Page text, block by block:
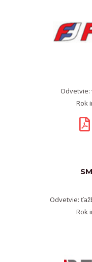
Rok
Odvetvie:
Rok